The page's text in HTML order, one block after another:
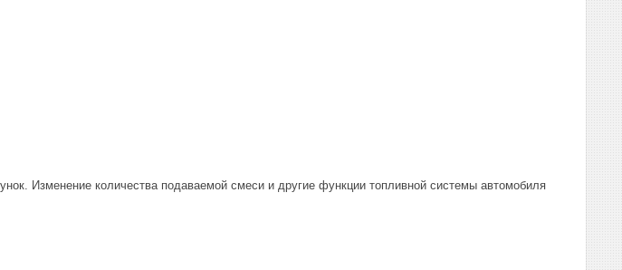
Изменение количества подаваемой смеси и другие функции топливной системы автомобиля